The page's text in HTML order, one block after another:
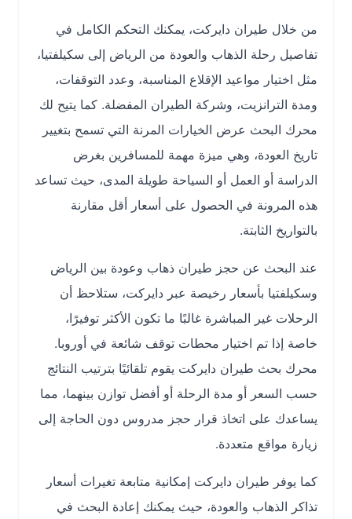
من خلال طيران دايركت، يمكنك التحكم الكامل في
تفاصيل رحلة الذهاب والعودة من الرياض إلى سكيلفتيا،
مثل اختيار مواعيد الإقلاع المناسبة، وعدد التوقفات،
ومدة الترانزيت، وشركة الطيران المفضلة. كما يتيح لك
محرك البحث عرض الخيارات المرنة التي تسمح بتغيير
تاريخ العودة، وهي ميزة مهمة للمسافرين بغرض
الدراسة أو العمل أو السياحة طويلة المدى، حيث تساعد
هذه المرونة في الحصول على أسعار أقل مقارنة
بالتواريخ الثابتة.
عند البحث عن حجز طيران ذهاب وعودة بين الرياض
وسكيلفتيا بأسعار رخيصة عبر دايركت، ستلاحظ أن
الرحلات غير المباشرة غالبًا ما تكون الأكثر توفيرًا،
خاصة إذا تم اختيار محطات توقف شائعة في أوروبا.
محرك بحث طيران دايركت يقوم تلقائيًا بترتيب النتائج
حسب السعر أو مدة الرحلة أو أفضل توازن بينهما، مما
يساعدك على اتخاذ قرار حجز مدروس دون الحاجة إلى
زيارة مواقع متعددة.
كما يوفر طيران دايركت إمكانية متابعة تغيرات أسعار
تذاكر الذهاب والعودة، حيث يمكنك إعادة البحث في